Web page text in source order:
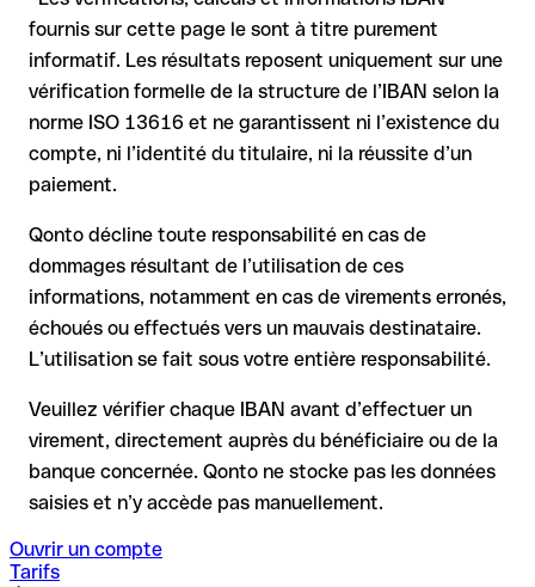
sur les conditions en vigueur.
même ou par un virement test.
Dans ce cas :
la banque réceptrice doit coopérer au retour des fonds
votre banque peut initier une procédure de rappel sur
demande
le remboursement n’est pas garanti, surtout si les fonds ont
déjà été retirés
pour les virements hors SEPA, la récupération est plus
complexe et peut entraîner des frais
Recommandation: vérifiez systématiquement chaque IBAN
avant un virement (via un outil de vérification) et confirmez-le
directement auprès du bénéficiaire en cas de doute. Cette
précaution est essentielle, en particulier pour des montants
élevés ou de nouvelles relations commerciales.
fournis sur cette page le sont à titre purement
informatif. Les résultats reposent uniquement sur une
vérification formelle de la structure de l’IBAN selon la
norme ISO 13616 et ne garantissent ni l’existence du
compte, ni l’identité du titulaire, ni la réussite d’un
paiement.
Qonto décline toute responsabilité en cas de
dommages résultant de l’utilisation de ces
informations, notamment en cas de virements erronés,
échoués ou effectués vers un mauvais destinataire.
L’utilisation se fait sous votre entière responsabilité.
Veuillez vérifier chaque IBAN avant d’effectuer un
virement, directement auprès du bénéficiaire ou de la
banque concernée. Qonto ne stocke pas les données
saisies et n’y accède pas manuellement.
Ouvrir un compte
Tarifs